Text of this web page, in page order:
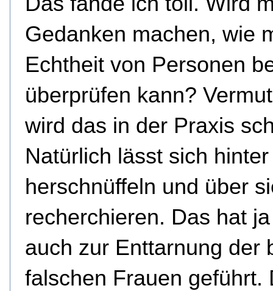
Gedanken machen, wie
Echtheit von Personen
überprüfen kann?
wird das in der Praxis
Natürlich lässt sich
herschnüffeln und über
recherchieren. Das hat
auch zur Enttarnung der
falschen Frauen geführt.